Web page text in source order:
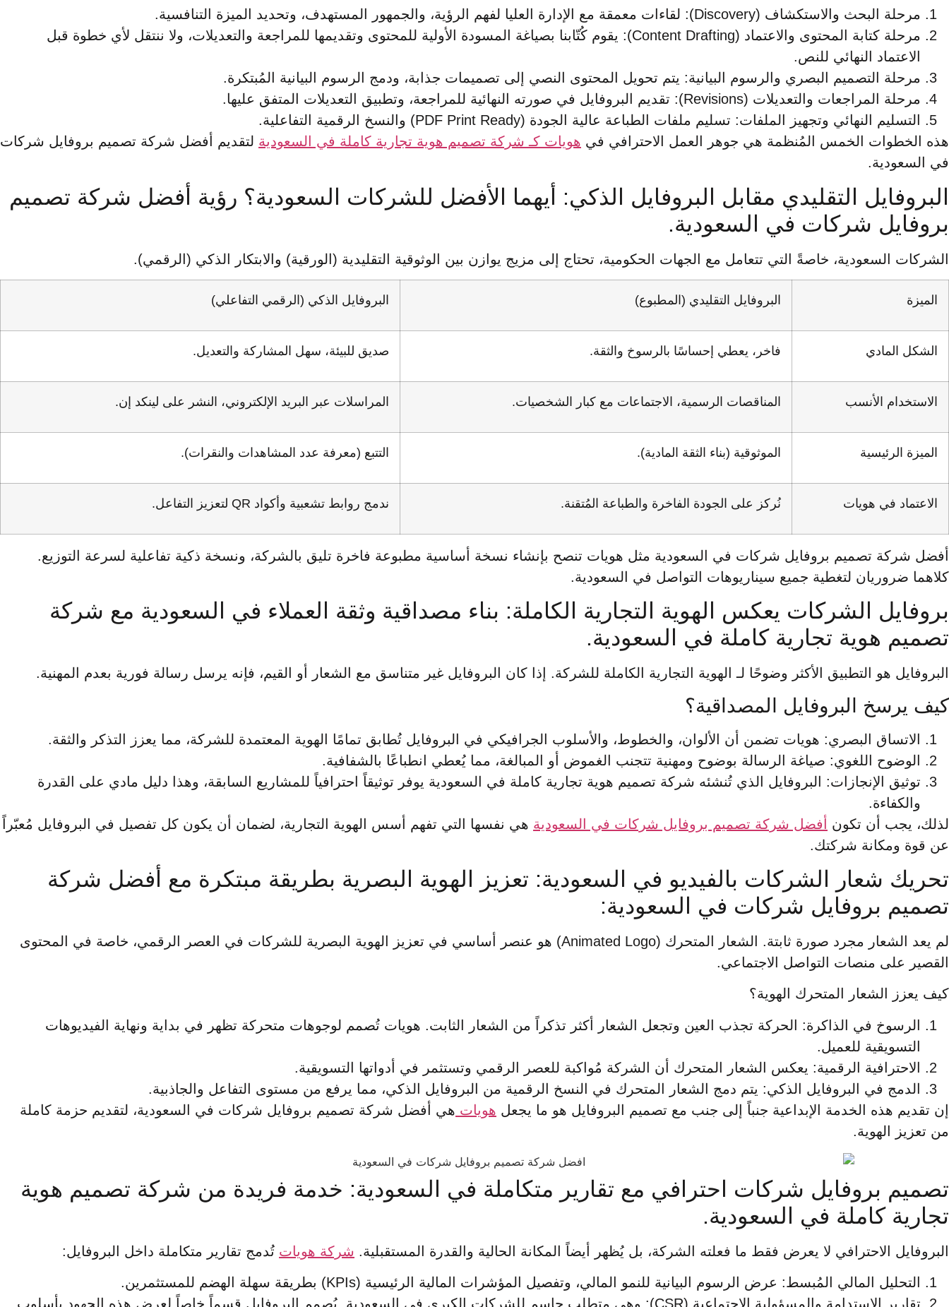
مرحلة البحث والاستكشاف (Discovery): لقاءات معمقة مع الإدارة العليا لفهم الرؤية، والجمهور المستهدف، وتحديد الميزة التنافسية.
مرحلة كتابة المحتوى والاعتماد (Content Drafting): يقوم كُتّابنا بصياغة المسودة الأولية للمحتوى وتقديمها للمراجعة والتعديلات، ولا ننتقل لأي خطوة قبل
الاعتماد النهائي للنص.
مرحلة التصميم البصري والرسوم البيانية: يتم تحويل المحتوى النصي إلى تصميمات جذابة، ودمج الرسوم البيانية المُبتكرة.
مرحلة المراجعات والتعديلات (Revisions): تقديم البروفايل في صورته النهائية للمراجعة، وتطبيق التعديلات المتفق عليها.
التسليم النهائي وتجهيز الملفات: تسليم ملفات الطباعة عالية الجودة (PDF Print Ready) والنسخ الرقمية التفاعلية.
هذه الخطوات الخمس المُنظمة هي جوهر العمل الاحترافي في هويات كـ شركة تصميم هوية تجارية كاملة في السعودية لتقديم أفضل شركة تصميم بروفايل شركات
في السعودية.
البروفايل التقليدي مقابل البروفايل الذكي: أيهما الأفضل للشركات السعودية؟ رؤية أفضل شركة تصميم
بروفايل شركات في السعودية.
الشركات السعودية، خاصةً التي تتعامل مع الجهات الحكومية، تحتاج إلى مزيج يوازن بين الوثوقية التقليدية (الورقية) والابتكار الذكي (الرقمي).
الميزة البروفايل التقليدي (المطبوع) البروفايل الذكي (الرقمي التفاعلي)
الشكل المادي فاخر، يعطي إحساسًا بالرسوخ والثقة. صديق للبيئة، سهل المشاركة والتعديل.
الاستخدام الأنسب المناقصات الرسمية، الاجتماعات مع كبار الشخصيات. المراسلات عبر البريد الإلكتروني، النشر على لينكد إن.
الميزة الرئيسية الموثوقية (بناء الثقة المادية). التتبع (معرفة عدد المشاهدات والنقرات).
الاعتماد في هويات نُركز على الجودة الفاخرة والطباعة المُتقنة. ندمج روابط تشعبية وأكواد QR لتعزيز التفاعل.
أفضل شركة تصميم بروفايل شركات في السعودية مثل هويات تنصح بإنشاء نسخة أساسية مطبوعة فاخرة تليق بالشركة، ونسخة ذكية تفاعلية لسرعة التوزيع.
كلاهما ضروريان لتغطية جميع سيناريوهات التواصل في السعودية.
بروفايل الشركات يعكس الهوية التجارية الكاملة: بناء مصداقية وثقة العملاء في السعودية مع شركة
تصميم هوية تجارية كاملة في السعودية.
البروفايل هو التطبيق الأكثر وضوحًا لـ الهوية التجارية الكاملة للشركة. إذا كان البروفايل غير متناسق مع الشعار أو القيم، فإنه يرسل رسالة فورية بعدم المهنية.
كيف يرسخ البروفايل المصداقية؟
الاتساق البصري: هويات تضمن أن الألوان، والخطوط، والأسلوب الجرافيكي في البروفايل تُطابق تمامًا الهوية المعتمدة للشركة، مما يعزز التذكر والثقة.
الوضوح اللغوي: صياغة الرسالة بوضوح ومهنية تتجنب الغموض أو المبالغة، مما يُعطي انطباعًا بالشفافية.
توثيق الإنجازات: البروفايل الذي تُنشئه شركة تصميم هوية تجارية كاملة في السعودية يوفر توثيقاً احترافياً للمشاريع السابقة، وهذا دليل مادي على القدرة
والكفاءة.
لذلك، يجب أن تكون أفضل شركة تصميم بروفايل شركات في السعودية هي نفسها التي تفهم أسس الهوية التجارية، لضمان أن يكون كل تفصيل في البروفايل مُعبّراً
عن قوة ومكانة شركتك.
تحريك شعار الشركات بالفيديو في السعودية: تعزيز الهوية البصرية بطريقة مبتكرة مع أفضل شركة
تصميم بروفايل شركات في السعودية:
لم يعد الشعار مجرد صورة ثابتة. الشعار المتحرك (Animated Logo) هو عنصر أساسي في تعزيز الهوية البصرية للشركات في العصر الرقمي، خاصة في المحتوى
القصير على منصات التواصل الاجتماعي.
كيف يعزز الشعار المتحرك الهوية؟
الرسوخ في الذاكرة: الحركة تجذب العين وتجعل الشعار أكثر تذكراً من الشعار الثابت. هويات تُصمم لوجوهات متحركة تظهر في بداية ونهاية الفيديوهات
التسويقية للعميل.
الاحترافية الرقمية: يعكس الشعار المتحرك أن الشركة مُواكبة للعصر الرقمي وتستثمر في أدواتها التسويقية.
الدمج في البروفايل الذكي: يتم دمج الشعار المتحرك في النسخ الرقمية من البروفايل الذكي، مما يرفع من مستوى التفاعل والجاذبية.
إن تقديم هذه الخدمة الإبداعية جنباً إلى جنب مع تصميم البروفايل هو ما يجعل هويات هي أفضل شركة تصميم بروفايل شركات في السعودية، لتقديم حزمة كاملة
من تعزيز الهوية.
تصميم بروفايل شركات احترافي مع تقارير متكاملة في السعودية: خدمة فريدة من شركة تصميم هوية
تجارية كاملة في السعودية.
البروفايل الاحترافي لا يعرض فقط ما فعلته الشركة، بل يُظهر أيضاً المكانة الحالية والقدرة المستقبلية. شركة هويات تُدمج تقارير متكاملة داخل البروفايل:
التحليل المالي المُبسط: عرض الرسوم البيانية للنمو المالي، وتفصيل المؤشرات المالية الرئيسية (KPIs) بطريقة سهلة الهضم للمستثمرين.
تقارير الاستدامة والمسؤولية الاجتماعية (CSR): وهي متطلب حاسم للشركات الكبرى في السعودية. يُصمم البروفايل قسماً خاصاً لعرض هذه الجهود بأسلوب